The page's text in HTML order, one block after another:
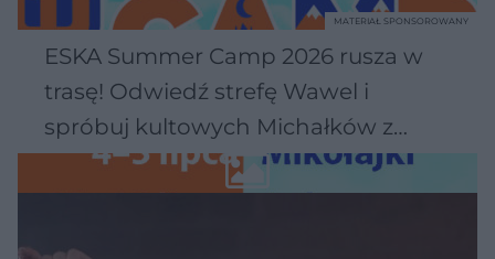
ESKA Summer Camp 2026 rusza w
trasę! Odwiedź strefę Wawel i
spróbuj kultowych Michałków z
Wawelu
MATERIAŁ SPONSOROWANY